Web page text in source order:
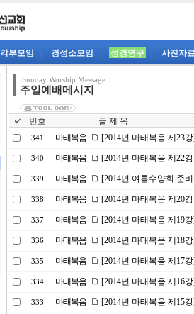
각부모임 경성소모임 성경연구 사진자
Sunday Worship Message
주일예배메시지
번호 글 제 목
341 마태복음 [2014년 마태복음 제23
340 마태복음 [2014년 마태복음 제22
339 마태복음 [2014년 여름수양회 준
338 마태복음 [2014년 마태복음 제20
337 마태복음 [2014년 마태복음 제19
336 마태복음 [2014년 마태복음 제18
335 마태복음 [2014년 마태복음 제17
334 마태복음 [2014년 마태복음 제16
333 마태복음 [2014년 마태복음 제15